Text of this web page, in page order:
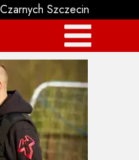
Szczecin